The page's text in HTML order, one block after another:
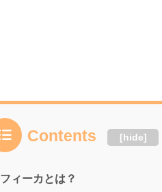
Contents [hide]
フィーカとは？